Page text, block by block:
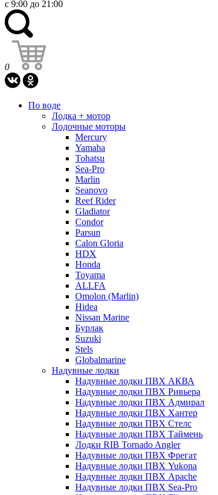
с 9:00 до 21:00
0
По воде
Лодка + мотор
Лодочные моторы
Mercury
Yamaha
Tohatsu
Sea-Pro
Marlin
Seanovo
Reef Rider
Gladiator
Condor
Parsun
Calon Gloria
HDX
Honda
Toyama
ALLFA
Omolon (Marlin)
Hidea
Nissan Marine
Бурлак
Suzuki
Stels
Globalmarine
Надувные лодки
Надувные лодки ПВХ АКВА
Надувные лодки ПВХ Ривьера
Надувные лодки ПВХ Адмирал
Надувные лодки ПВХ Хантер
Надувные лодки ПВХ Стелс
Надувные лодки ПВХ Таймень
Лодки RIB Tornado Angler
Надувные лодки ПВХ Фрегат
Надувные лодки ПВХ Yukona
Надувные лодки ПВХ Apache
Надувные лодки ПВХ Sea-Pro